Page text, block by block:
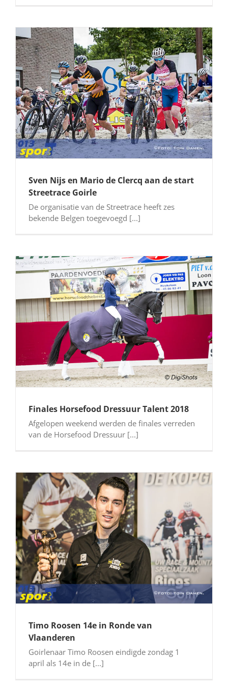
Sven Nijs en Mario de Clercq aan de start
Streetrace Goirle
De organisatie van de Streetrace heeft zes
bekende Belgen toegevoegd [...]
Finales Horsefood Dressuur Talent 2018
Afgelopen weekend werden de finales verreden
van de Horsefood Dressuur [...]
Timo Roosen 14e in Ronde van
Vlaanderen
Goirlenaar Timo Roosen eindigde zondag 1
april als 14e in de [...]